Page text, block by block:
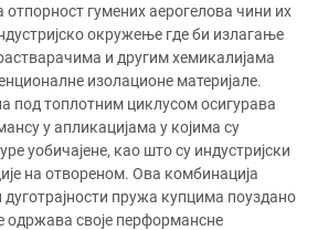
отпорност гумених аерогелова чини их
окружење где би излагање
и другим хемикалијама
изолационе материјале.
под топлотним циклусом осигурава
у апликацијама у којима су
уобичајене, као што су индустријски
на отвореном. Ова комбинација
дуготрајности пружа купцима поуздано
одржава своје перформансне